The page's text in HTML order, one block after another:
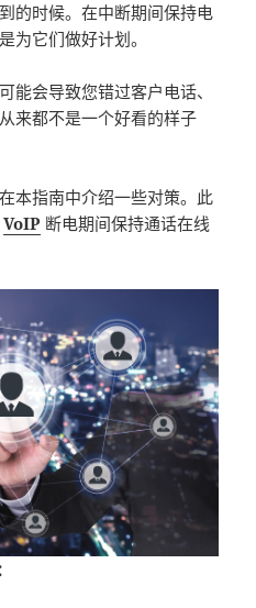
的时候。在中断期间保持电
为它们做好计划。
能会导致您错过客户电话、
来都不是一个好看的样子
本指南中介绍一些对策。此
VoIP 断电期间保持通话在线